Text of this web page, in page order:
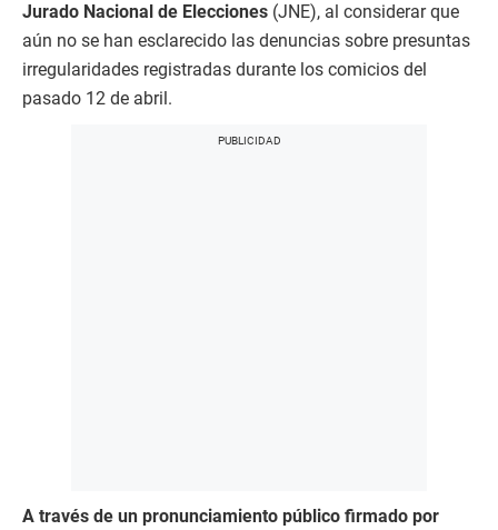
Jurado Nacional de Elecciones (JNE), al considerar que
aún no se han esclarecido las denuncias sobre presuntas
irregularidades registradas durante los comicios del
pasado 12 de abril.
A través de un pronunciamiento público firmado por